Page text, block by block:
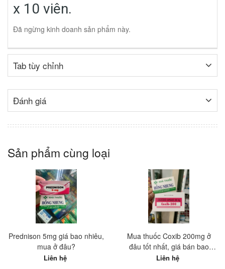
x 10 viên.
Đã ngừng kinh doanh sản phẩm này.
Tab tùy chỉnh
Đánh giá
Sản phẩm cùng loại
Prednison 5mg giá bao nhiêu,
mua ở đâu?
Liên hệ
Mua thuốc Coxib 200mg ở
đâu tốt nhất, giá bán bao
nhiêu?
Liên hệ